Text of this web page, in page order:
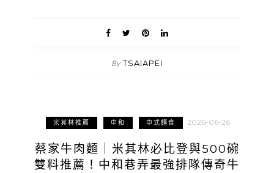
By TSAIAPEI
米其林推薦 中和 中式麵食 2026-06-26
蔡家牛肉麵｜米其林必比登與500碗
雙料推薦！中和巷弄最強排隊傳奇牛